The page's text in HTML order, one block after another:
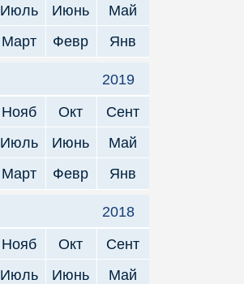
Июль Июнь
Май
Март Февр Янв
2019
Нояб Окт
Сент
Июль Июнь
Май
Март Февр Янв
2018
Нояб Окт
Сент
Июль Июнь
Май